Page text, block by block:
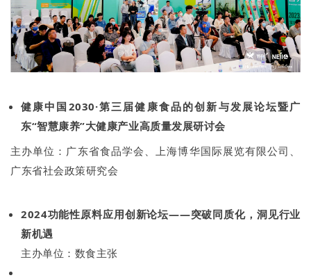
健康中国2030·第三届健康食品的创新与发展论坛暨广
东“智慧康养”大健康产业高质量发展研讨会
主办单位：广东省食品学会、上海博华国际展览有限公司、
广东省社会政策研究会
2024功能性原料应用创新论坛——突破同质化，洞见行业
新机遇
主办单位：数食主张